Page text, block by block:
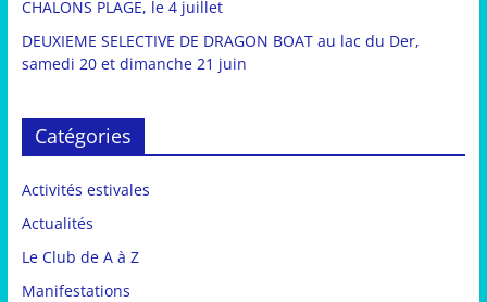
CHALONS PLAGE, le 4 juillet
DEUXIEME SELECTIVE DE DRAGON BOAT au lac du Der,
samedi 20 et dimanche 21 juin
Catégories
Activités estivales
Actualités
Le Club de A à Z
Manifestations